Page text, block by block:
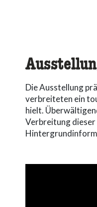
Die Ausstellung
verbreiteten ein
hielt.
Verbreitung dieser